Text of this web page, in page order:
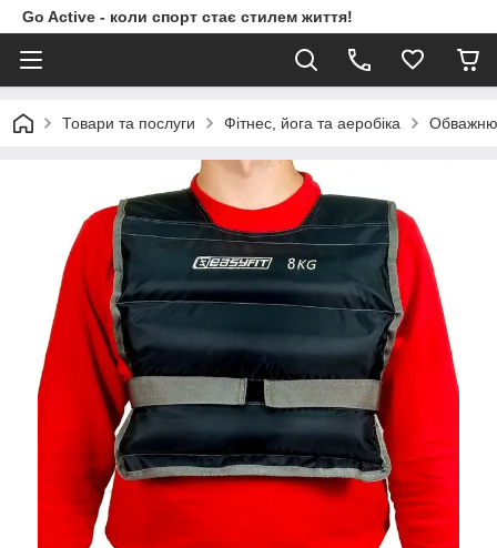
Go Active - коли спорт стає стилем життя!
Товари та послуги Фітнес, йога та аеробіка